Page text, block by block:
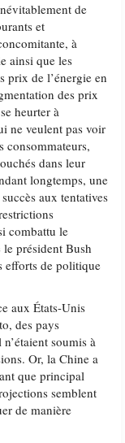
de
et
à
ainsi que les
prix de l’énergie en
des prix
heurter à
ne veulent pas voir
consommateurs,
dans leur
longtemps, une
aux tentatives
combattu le
président Bush
efforts de politique
aux États-Unis
des pays
soumis à
Or, la Chine a
que principal
semblent
de manière